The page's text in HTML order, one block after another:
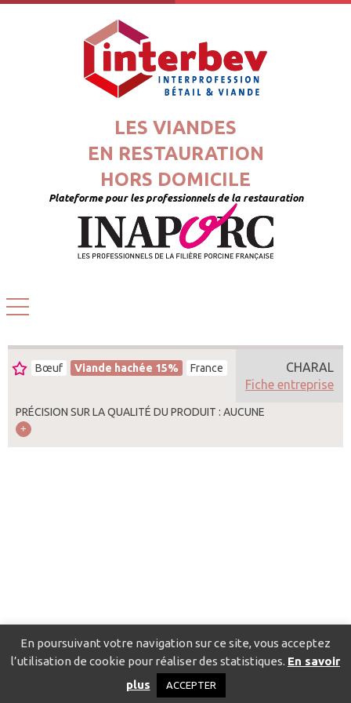
LES VIANDES
EN RESTAURATION
HORS DOMICILE
Plateforme pour les professionnels de la restauration
Bœuf Viande hachée 15% France
PRÉCISION SUR LA QUALITÉ DU PRODUIT : AUCUNE
CHARAL
Fiche entreprise
Catalogue pour localiser les fournisseurs
Politique de confidentialité
En poursuivant votre navigation sur ce site, vous acceptez
l’utilisation de cookie pour réaliser des statistiques. En savoir
plus
ACCEPTER